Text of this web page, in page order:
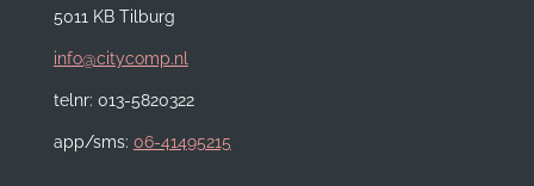
5011 KB Tilburg
info@citycomp.nl
telnr: 013-5820322
app/sms: 06-41495215